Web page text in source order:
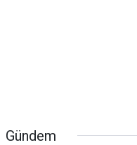
Gündem